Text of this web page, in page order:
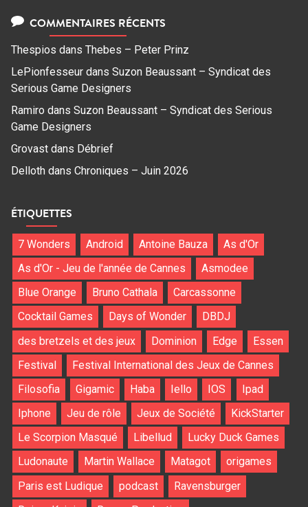
COMMENTAIRES RÉCENTS
Thespios dans Thebes – Peter Prinz
LePionfesseur dans Suzon Beaussant – Syndicat des
Serious Game Designers
Ramiro dans Suzon Beaussant – Syndicat des Serious
Game Designers
Grovast dans Débrief
Delloth dans Chroniques – Juin 2026
ÉTIQUETTES
7 Wonders Android Antoine Bauza
As d'Or
As d'Or - Jeu de l'année de Cannes
Asmodee
Blue Orange
Bruno Cathala
Carcassonne
Cocktail Games
Days of Wonder
DBDJ
des bretzels et des jeux
Dominion Edge
Essen
Festival
Festival International des Jeux de Cannes
Filosofia
Gigamic Haba Iello IOS
Ipad
Iphone
Jeu de rôle Jeux de Société
KickStarter
Le Scorpion Masqué
Libellud
Lucky Duck Games
Ludonaute
Martin Wallace Matagot
origames
Paris est Ludique
podcast
Ravensburger